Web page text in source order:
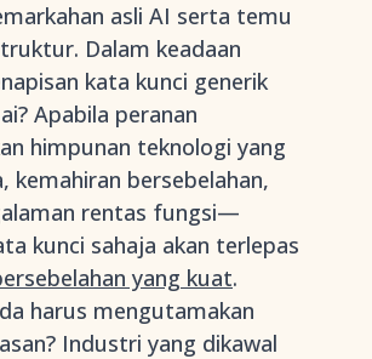
asli AI serta temu
Dalam keadaan
kata kunci generik
Apabila peranan
himpunan teknologi yang
kemahiran bersebelahan,
rentas fungsi—
kunci sahaja akan terlepas
yang kuat.
harus mengutamakan
Industri yang dikawal